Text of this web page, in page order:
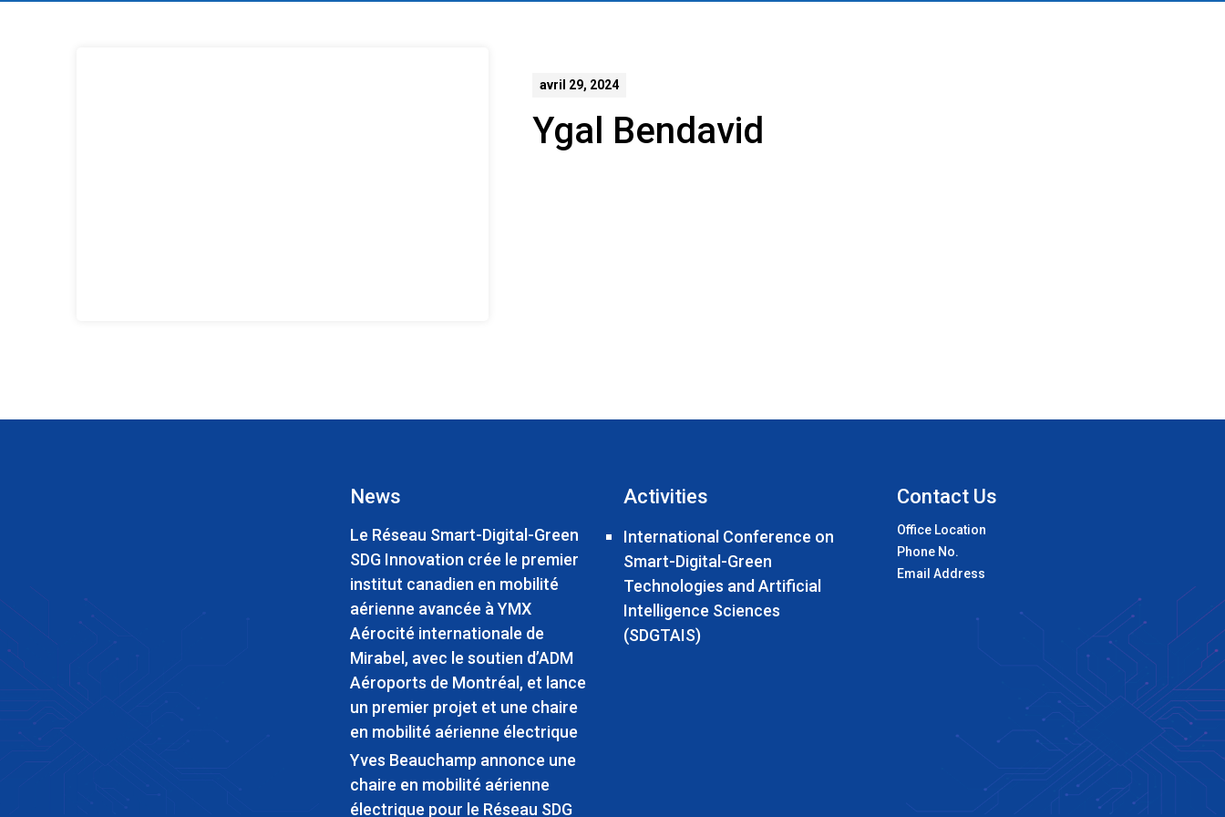
avril 29, 2024
Ygal Bendavid
News
Le Réseau Smart-Digital-Green
SDG Innovation crée le premier
institut canadien en mobilité
aérienne avancée à YMX
Aérocité internationale de
Mirabel, avec le soutien d’ADM
Aéroports de Montréal, et lance
un premier projet et une chaire
en mobilité aérienne électrique
Yves Beauchamp annonce une
chaire en mobilité aérienne
électrique pour le Réseau SDG
Activities
International Conference on
Smart-Digital-Green
Technologies and Artificial
Intelligence Sciences
(SDGTAIS)
Contact Us
Office Location
Phone No.
Email Address